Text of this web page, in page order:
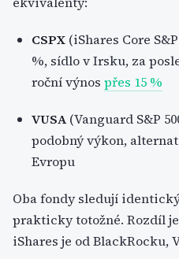
CSPX (iShares Core
%, sídlo v Irsku, za
roční výnos přes 15 %
VUSA(Vanguard S&P
podobný výkon,
Evropu
Oba fondy sledují
prakticky totožné. Rozdíl
iShares je od BlackRocku,